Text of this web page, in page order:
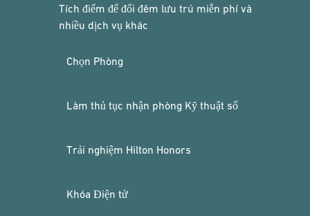
Tích điểm để đổi đêm lưu trú miễn phí và
nhiều dịch vụ khác
Chọn Phòng
Làm thủ tục nhận phòng Kỹ thuật số
Trải nghiệm Hilton Honors
Khóa Điện tử